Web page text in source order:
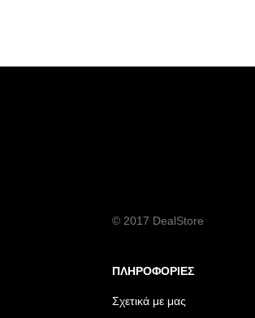
© 2017 DealStore
ΠΛΗΡΟΦΟΡΙΕΣ
Σχετικά με μας